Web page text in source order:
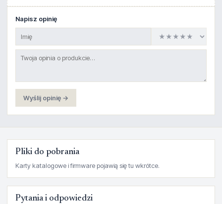
Napisz opinię
Wyślij opinię →
Pliki do pobrania
Karty katalogowe i firmware pojawią się tu wkrótce.
Pytania i odpowiedzi